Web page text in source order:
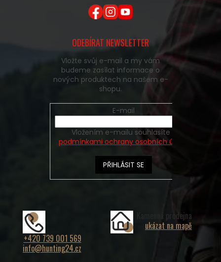
ODEBÍRAT NEWSLETTER
Vložte svůj e-mail a my vám
budeme zasílat informace o
nových produktech na našem e-
shopu.
E-mail
podmínkami ochrany osobních údajů
PŘIHLÁSIT SE
+420 739 001 569
info@hunting24.cz
Kamenná prodejna
ukázat na mapě